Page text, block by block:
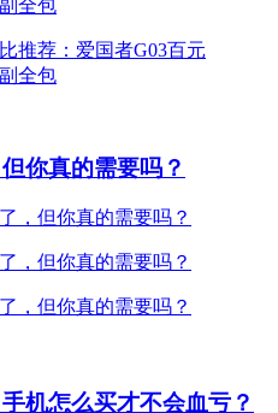
你真的需要吗？
机怎么买才不会血亏？